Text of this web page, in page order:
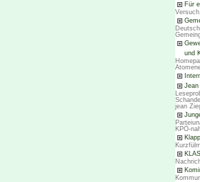
Für
und
Jean
jean
KPÖ-